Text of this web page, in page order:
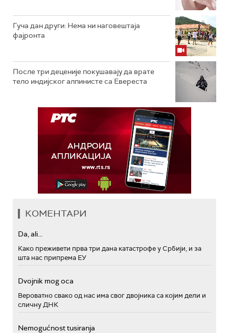
Гуча дан други: Нема ни наговештаја
фајронта
После три деценије покушавају да врате
тело индијског алпинисте са Евереста
КОМЕНТАРИ
Da, ali...
Како преживети прва три дана катастрофе у Србији, и за
шта нас припрема ЕУ
Dvojnik mog oca
Вероватно свако од нас има свог двојника са којим дели и
сличну ДНК
Nemogućnost tusiranja